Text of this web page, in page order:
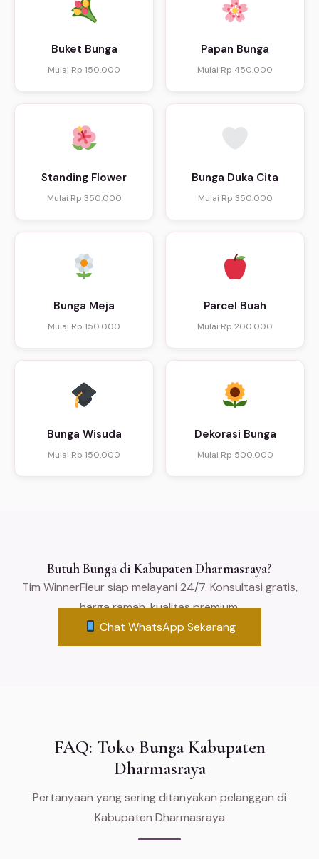
Buket Bunga
Mulai Rp 150.000
Papan Bunga
Mulai Rp 450.000
Standing Flower
Mulai Rp 350.000
Bunga Duka Cita
Mulai Rp 350.000
Bunga Meja
Mulai Rp 150.000
Parcel Buah
Mulai Rp 200.000
Bunga Wisuda
Mulai Rp 150.000
Dekorasi Bunga
Mulai Rp 500.000
Butuh Bunga di Kabupaten Dharmasraya?
Tim WinnerFleur siap melayani 24/7. Konsultasi gratis,
harga ramah, kualitas premium.
Chat WhatsApp Sekarang
FAQ: Toko Bunga Kabupaten
Dharmasraya
Pertanyaan yang sering ditanyakan pelanggan di
Kabupaten Dharmasraya